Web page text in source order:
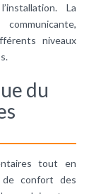
La
niveaux
du
tout en
de confort des